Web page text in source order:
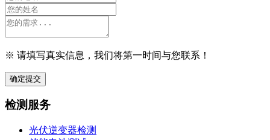
※ 请填写真实信息，我们将第一时间与您联系！
确定提交
检测服务
光伏逆变器检测